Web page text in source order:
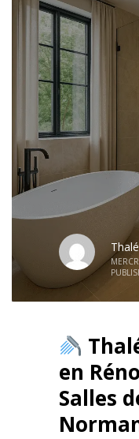
en
Salles